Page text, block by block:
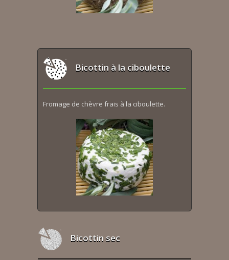
Bicottin à la ciboulette
Fromage de chèvre frais à la ciboulette.
Bicottin sec